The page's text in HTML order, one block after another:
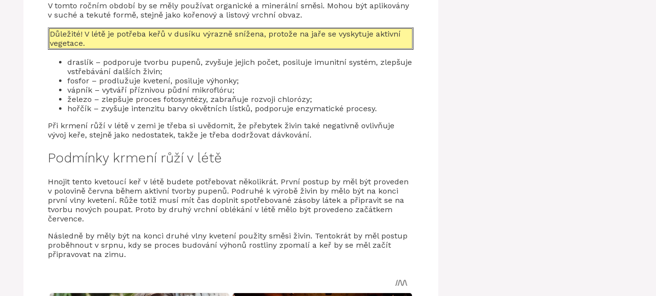
V tomto ročním období by se měly používat organické a minerální směsi. Mohou být aplikovány
v suché a tekuté formě, stejně jako kořenový a listový vrchní obvaz.
Důležité! V létě je potřeba keřů v dusíku výrazně snížena, protože na jaře se vyskytuje aktivní
vegetace.
draslík – podporuje tvorbu pupenů, zvyšuje jejich počet, posiluje imunitní systém, zlepšuje
vstřebávání dalších živin;
fosfor – prodlužuje kvetení, posiluje výhonky;
vápník – vytváří příznivou půdní mikroflóru;
železo – zlepšuje proces fotosyntézy, zabraňuje rozvoji chlorózy;
hořčík – zvyšuje intenzitu barvy okvětních lístků, podporuje enzymatické procesy.
Při krmení růží v létě v zemi je třeba si uvědomit, že přebytek živin také negativně ovlivňuje
vývoj keře, stejně jako nedostatek, takže je třeba dodržovat dávkování.
Podmínky krmení růží v létě
Hnojit tento kvetoucí keř v létě budete potřebovat několikrát. První postup by měl být proveden
v polovině června během aktivní tvorby pupenů. Podruhé k výrobě živin by mělo být na konci
první vlny kvetení. Růže totiž musí mít čas doplnit spotřebované zásoby látek a připravit se na
tvorbu nových poupat. Proto by druhý vrchní oblékání v létě mělo být provedeno začátkem
července.
Následně by měly být na konci druhé vlny kvetení použity směsi živin. Tentokrát by měl postup
proběhnout v srpnu, kdy se proces budování výhonů rostliny zpomalí a keř by se měl začít
připravovat na zimu.